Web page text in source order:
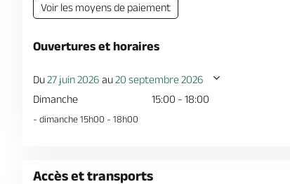
Voir les moyens de paiement
Ouvertures et horaires
Du27 juin 2026 au20 septembre 2026
Dimanche
15:00 - 18:00
- dimanche 15h00 - 18h00
Accès et transports